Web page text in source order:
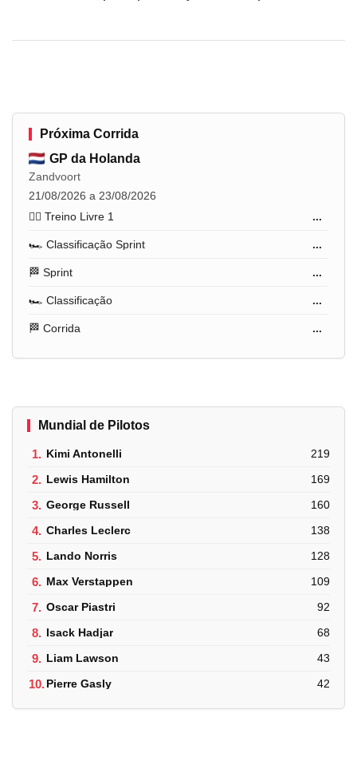
Próxima Corrida
GP da Holanda
Zandvoort
21/08/2026 a 23/08/2026
🏋️‍♂️ Treino Livre 1
...
🏎️ Classificação Sprint ...
🏁 Sprint ...
🏎️ Classificação ...
🏁 Corrida ...
Mundial de Pilotos
1. Kimi Antonelli 219
2. Lewis Hamilton 169
3. George Russell 160
4. Charles Leclerc 138
5. Lando Norris 128
6. Max Verstappen 109
7. Oscar Piastri 92
8. Isack Hadjar 68
9. Liam Lawson 43
10.Pierre Gasly 42